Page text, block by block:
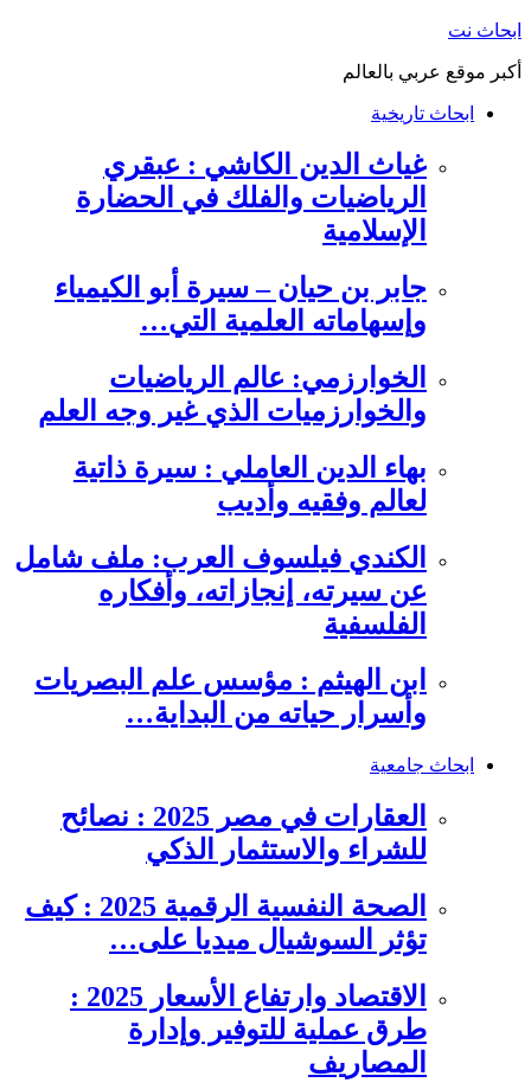
التجاوز
المحتوى
ابحاث نت
أكبر موقع عربي بالعالم
ابحاث تاريخية
غياث الدين الكاشي : عبقري
الرياضيات والفلك في الحضارة
الإسلامية
جابر بن حيان – سيرة أبو الكيمياء
وإسهاماته العلمية التي…
الخوارزمي: عالم الرياضيات
والخوارزميات الذي غير وجه العلم
بهاء الدين العاملي : سيرة ذاتية
لعالم وفقيه وأديب
الكندي فيلسوف العرب: ملف شامل
عن سيرته، إنجازاته، وأفكاره
الفلسفية
ابن الهيثم : مؤسس علم البصريات
وأسرار حياته من البداية…
ابحاث جامعية
العقارات في مصر 2025 : نصائح
للشراء والاستثمار الذكي
الصحة النفسية الرقمية 2025 : كيف
تؤثر السوشيال ميديا على…
الاقتصاد وارتفاع الأسعار 2025 :
طرق عملية للتوفير وإدارة
المصاريف